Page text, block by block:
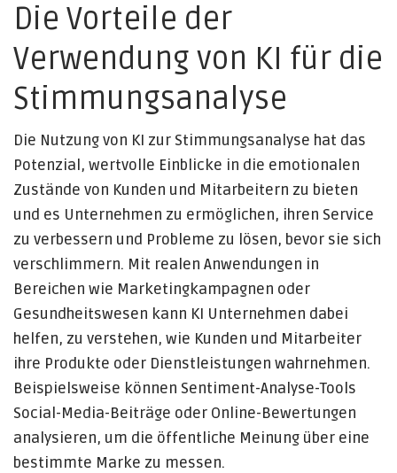
Die Vorteile der
Verwendung von KI für die
Stimmungsanalyse
Die Nutzung von KI zur Stimmungsanalyse hat das
Potenzial, wertvolle Einblicke in die emotionalen
Zustände von Kunden und Mitarbeitern zu bieten
und es Unternehmen zu ermöglichen, ihren Service
zu verbessern und Probleme zu lösen, bevor sie sich
verschlimmern. Mit realen Anwendungen in
Bereichen wie Marketingkampagnen oder
Gesundheitswesen kann KI Unternehmen dabei
helfen, zu verstehen, wie Kunden und Mitarbeiter
ihre Produkte oder Dienstleistungen wahrnehmen.
Beispielsweise können Sentiment-Analyse-Tools
Social-Media-Beiträge oder Online-Bewertungen
analysieren, um die öffentliche Meinung über eine
bestimmte Marke zu messen.